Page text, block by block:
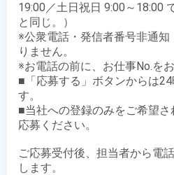
19:00／土日祝日 9:00～18:00
と同じ。）
※公衆電話・発信者番号非通
りません。
※お電話の前に、お仕事No.を
■「応募する」ボタンからは
す。
■当社への登録のみをご希望
応募ください。
ご応募受付後、担当者から電
します。